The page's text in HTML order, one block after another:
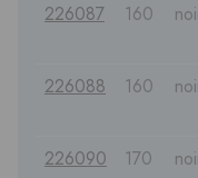
226087 160
226088 160
226090 170